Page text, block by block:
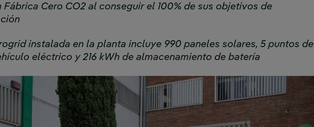
Fábrica Cero CO2 al conseguir el 100% de sus objetivos de
instalada en la planta incluye 990 paneles solares, 5 puntos de
eléctrico y 216 kWh de almacenamiento de batería